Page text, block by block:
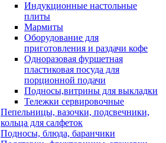
Индукционные настольные
плиты
Мармиты
Оборудование для
приготовления и раздачи кофе
Одноразовая фуршетная
пластиковая посуда для
порционной подачи
Подносы,витрины для выкладки
Тележки сервировочные
Пепельницы, вазочки, подсвечники,
кольца для салфеток
Подносы, блюда, баранчики